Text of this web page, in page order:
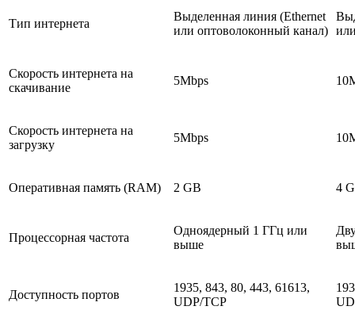
Тип интернета
Выделенная линия (Ethernet
или оптоволоконный канал)
Скорость интернета на
скачивание
5Mbps
Скорость интернета на
загрузку
5Mbps
Оперативная память (RAM) 2 GB 4
Процессорная частота
Одноядерный 1 ГГц или
выше
Доступность портов
1935, 843, 80, 443, 61613,
UDP/TCP